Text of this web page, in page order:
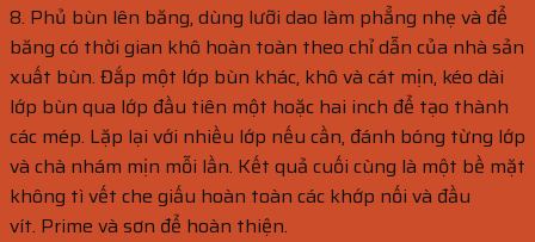
8. Phủ bùn lên băng, dùng lưỡi dao làm phẳng nhẹ và để
băng có thời gian khô hoàn toàn theo chỉ dẫn của nhà sản
xuất bùn. Đắp một lớp bùn khác, khô và cát mịn, kéo dài
lớp bùn qua lớp đầu tiên một hoặc hai inch để tạo thành
các mép. Lặp lại với nhiều lớp nếu cần, đánh bóng từng lớp
và chà nhám mịn mỗi lần. Kết quả cuối cùng là một bề mặt
không tì vết che giấu hoàn toàn các khớp nối và đầu
vít. Prime và sơn để hoàn thiện.